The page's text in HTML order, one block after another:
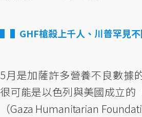
▌GHF槍殺上千人、川普罕見
5月是加薩許多營養不良數據
很可能是以色列與美國成立的
（Gaza Humanitarian